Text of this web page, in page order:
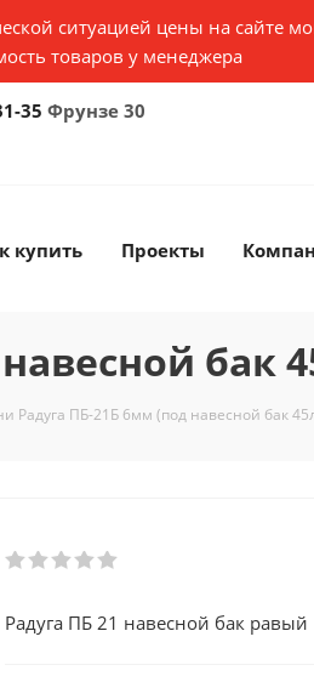
ситуацией цены на сайте
товаров у менеджера
35 Фрунзе 30
купить Проекты
бак
Радуга ПБ-21Б 6мм (под навесной бак
Радуга ПБ 21 навесной бак равый